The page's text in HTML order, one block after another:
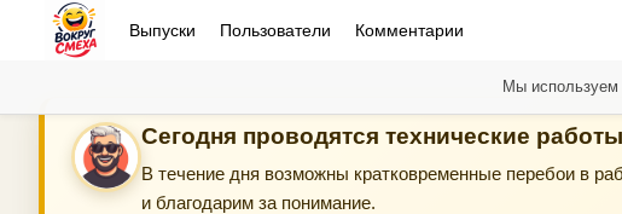
Выпуски Пользователи Комментарии
Сегодня проводятся технические работы
В течение дня возможны кратковременные перебои в
и благодарим за понимание.
Мы используем